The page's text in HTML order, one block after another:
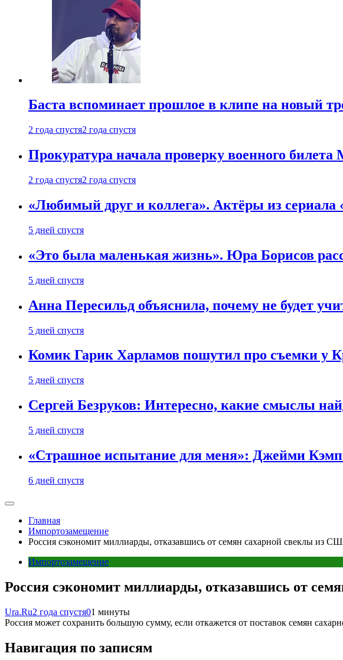
Баста вспоминает прошлое в клипе на новый
2 года спустя2 года спустя
Прокуратура начала проверку военного
2 года спустя2 года спустя
«Любимый друг и коллега». Актёры из
5 дней спустя
«Это была маленькая жизнь». Юра Борисов
5 дней спустя
Анна Пересильд объяснила, почему не будет
5 дней спустя
Комик Гарик Харламов пошутил про съемки у
5 дней спустя
Сергей Безруков: Интересно, какие смыслы
5 дней спустя
«Страшное испытание для меня»: Джейми
6 дней спустя
Главная
Импортозамещение
Россия сэкономит миллиарды, отказавшись от семян сахарной свеклы из
Импортозамещение
Россия сэкономит миллиарды, отказавшись от
Ura.Ru2 года спустя01 минуты
Россия может сохранить большую сумму, если откажется от поставок семян
Навигация по записям